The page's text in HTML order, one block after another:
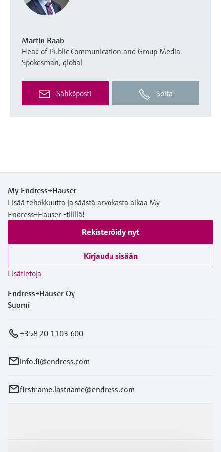
Martin Raab
Head of Public Communication and Group Media
Spokesman, global
Sähköposti Soita
My Endress+Hauser
Lisää tehokkuutta ja säästä arvokasta aikaa My
Endress+Hauser -tilillä!
Rekisteröidy nyt
Kirjaudu sisään
Lisätietoja
Endress+Hauser Oy
Suomi
+358 20 1103 600
info.fi@endress.com
firstname.lastname@endress.com